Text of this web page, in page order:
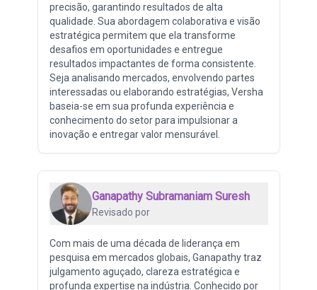
precisão, garantindo resultados de alta
qualidade. Sua abordagem colaborativa e visão
estratégica permitem que ela transforme
desafios em oportunidades e entregue
resultados impactantes de forma consistente.
Seja analisando mercados, envolvendo partes
interessadas ou elaborando estratégias, Versha
baseia-se em sua profunda experiência e
conhecimento do setor para impulsionar a
inovação e entregar valor mensurável.
Ganapathy Subramaniam Suresh
Revisado por
Com mais de uma década de liderança em
pesquisa em mercados globais, Ganapathy traz
julgamento aguçado, clareza estratégica e
profunda expertise na indústria. Conhecido por